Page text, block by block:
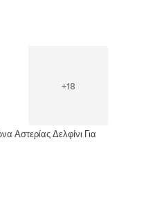
+18
Αστερίας Δελφίνι Για